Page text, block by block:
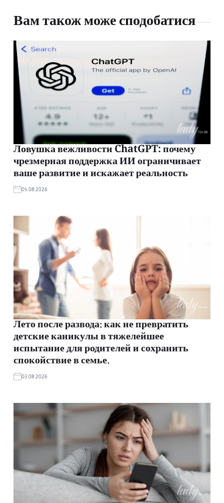
Вам також може сподобатися
Ловушка вежливости ChatGPT: почему
чрезмерная поддержка ИИ ограничивает
ваше развитие и искажает реальность
05.08.2026
Лето после развода: как не превратить
детские каникулы в тяжелейшее
испытание для родителей и сохранить
спокойствие в семье.
03.08.2026